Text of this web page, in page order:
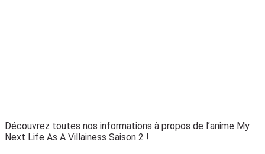
Découvrez toutes nos informations à propos de l’anime My
Next Life As A Villainess Saison 2 !